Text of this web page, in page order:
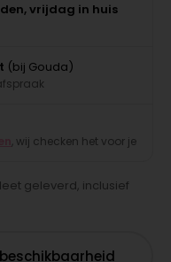
vrijdag in huis
(bij Gouda)
, wij checken het voor je
geleverd, inclusief